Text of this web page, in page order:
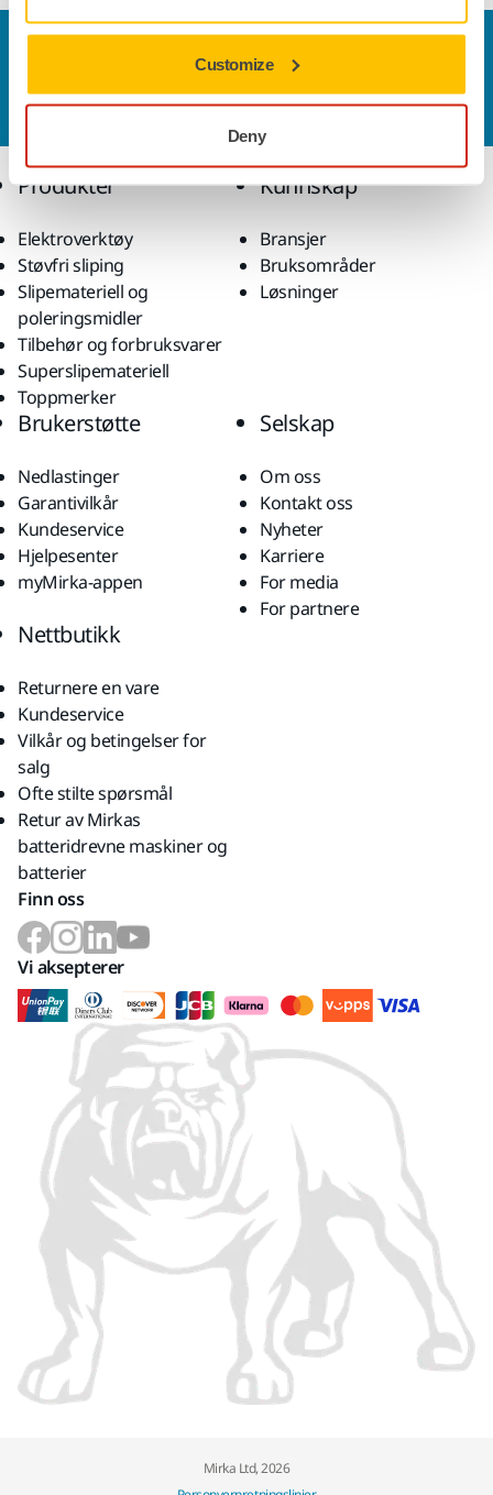
Customize
Deny
, så svarer støtteteamet
vårt på spørsmålene dine.
Produkter
Elektroverktøy
Støvfri sliping
Slipemateriell og
poleringsmidler
Tilbehør og forbruksvarer
Superslipemateriell
Toppmerker
Kunnskap
Bransjer
Bruksområder
Løsninger
Brukerstøtte
Nedlastinger
Garantivilkår
Kundeservice
Hjelpesenter
myMirka-appen
Selskap
Om oss
Kontakt oss
Nyheter
Karriere
For media
For partnere
Nettbutikk
Returnere en vare
Kundeservice
Vilkår og betingelser for
salg
Ofte stilte spørsmål
Retur av Mirkas
batteridrevne maskiner og
batterier
Finn oss
Vi aksepterer
Mirka Ltd, 2026